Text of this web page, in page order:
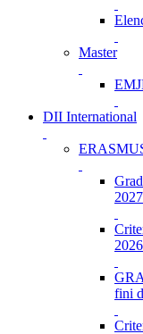
Master
DII International
2027
fini